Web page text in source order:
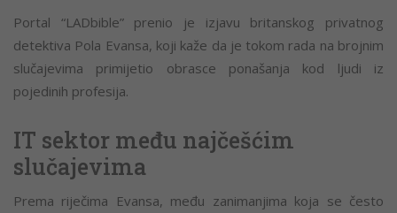
Portal “LADbible” prenio je izjavu britanskog privatnog
detektiva Pola Evansa, koji kaže da je tokom rada na brojnim
slučajevima primijetio obrasce ponašanja kod ljudi iz
pojedinih profesija.
IT sektor među najčešćim
slučajevima
Prema riječima Evansa, među zanimanjima koja se često